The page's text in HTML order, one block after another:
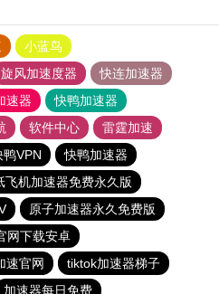
小蓝鸟
旋风加速度器
快连加速器
速器
快鸭加速器
软件中心
雷霆加速
鸭VPN
快鸭加速器
飞机加速器免费永久版
原子加速器永久免费版
网下载安卓
速官网
tiktok加速器梯子
加速器每日免费